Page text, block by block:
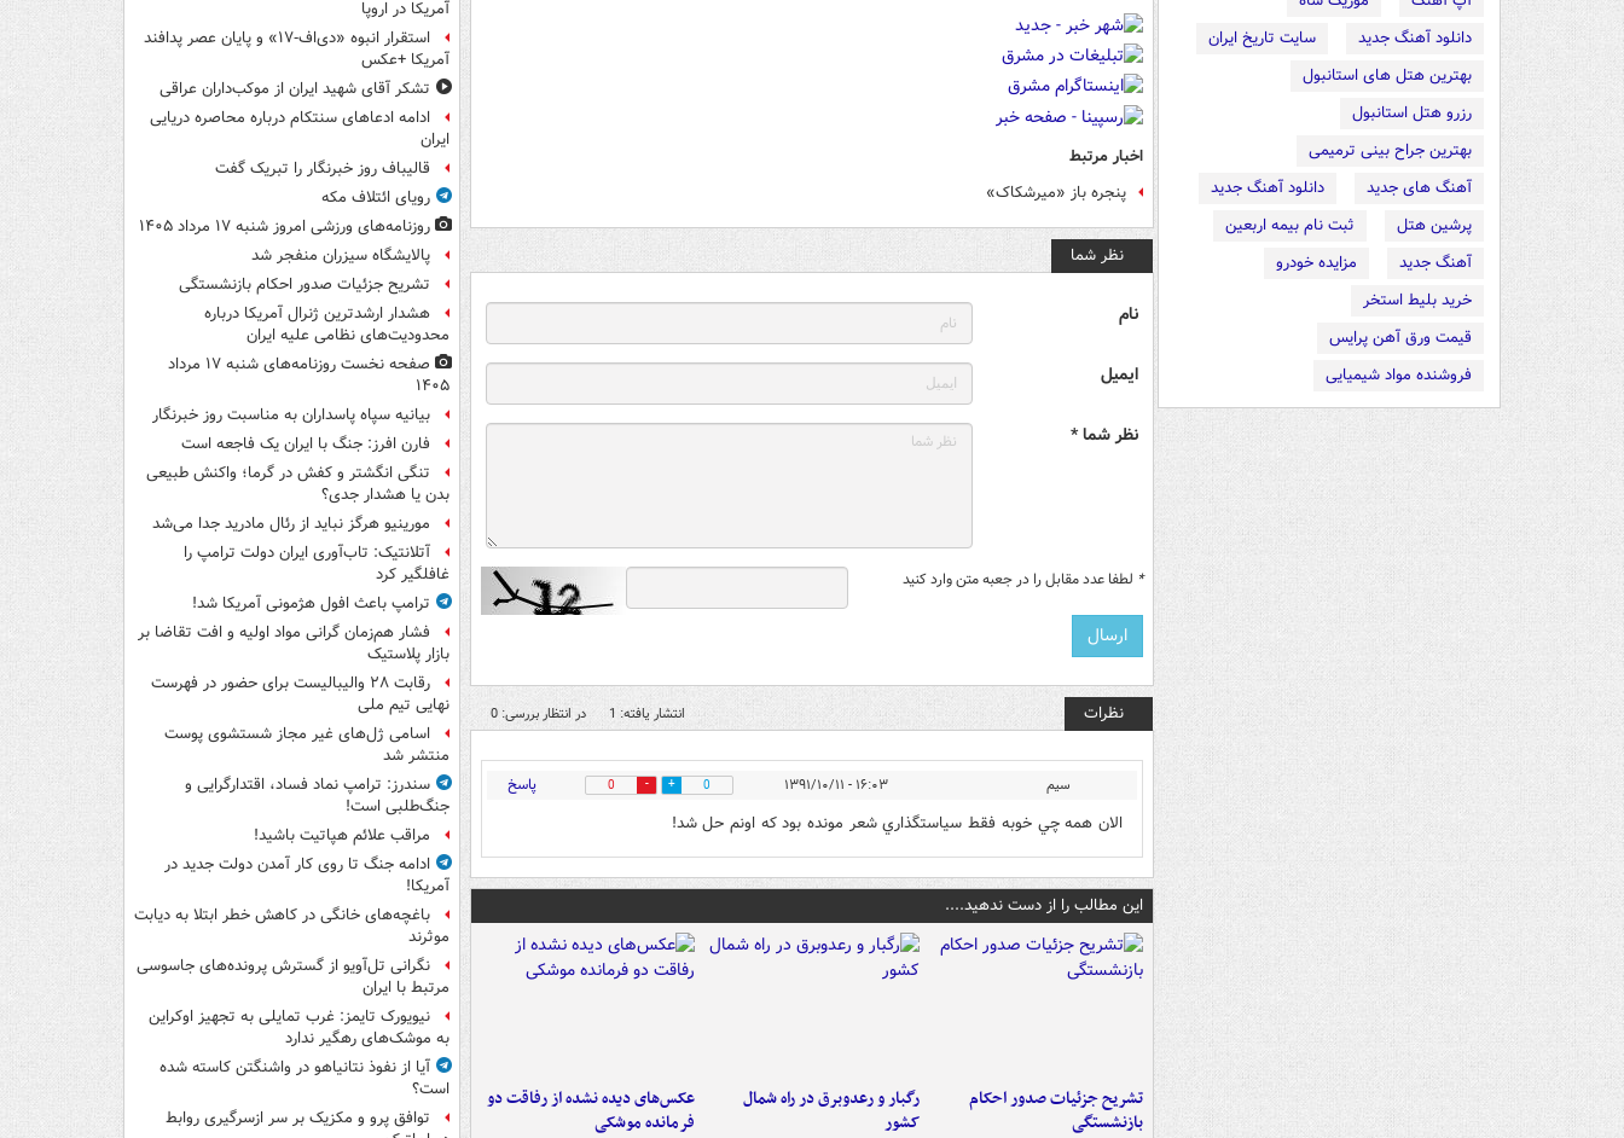
دانلود آهنگ جدید
سایت تاریخ ایران
بهترین هتل های استانبول
رزرو هتل استانبول
بهترین جراح بینی ترمیمی
آهنگ های جدید
دانلود آهنگ جدید
پرشین هتل
ثبت نام بیمه اربعین
آهنگ جدید
مزایده خودرو
خرید بلیط استخر
قیمت ورق آهن پرایس
فروشنده مواد شیمیایی
اخبار مرتبط
پنجره‌ باز «میرشکاک»
نظر شما
نام
ایمیل
نظر شما *
* لطفا عدد مقابل را در جعبه متن وارد کنید
نظرات انتشار یافته: 1 در انتظار بررسی: 0
سيم ۱۶:۰۳ - ۱۳۹۱/۱۰/۱۱ 0
0 پاسخ
الان همه چي خوبه فقط سياستگذاري شعر مونده بود كه اونم حل شد!
این مطالب را از دست ندهید....
تشریح جزئیات صدور احکام
بازنشستگی
رگبار و رعدوبرق در راه شمال
کشور
عکس‌های دیده نشده از رفاقت دو
فرمانده‌ موشکی
آمریکا در اروپا
استقرار انبوه «دی‌اف‑۱۷» و پایان عصر پدافند
آمریکا +عکس
تشکر آقای شهید ایران از موکب‌داران عراقی
ادامه ادعاهای سنتکام درباره محاصره دریایی
ایران
قالیباف روز خبرنگار را تبریک گفت
رویای ائتلاف مکه
روزنامه‌های ورزشی امروز ‌شنبه ۱۷ مرداد ۱۴۰۵
پالایشگاه سیزران منفجر شد
تشریح جزئیات صدور احکام بازنشستگی
هشدار ارشدترین ژنرال آمریکا درباره
محدودیت‌های نظامی علیه ایران
صفحه نخست روزنامه‌های شنبه ۱۷ مرداد
۱۴۰۵
بیانیه سپاه پاسداران به مناسبت روز خبرنگار
فارن افرز: جنگ با ایران یک فاجعه است
تنگی انگشتر و کفش در گرما؛ واکنش طبیعی
بدن یا هشدار جدی؟
مورینیو هرگز نباید از رئال مادرید جدا می‌شد
آتلانتیک: تاب‌آوری ایران دولت ترامپ را
غافلگیر کرد
ترامپ باعث افول هژمونی آمریکا شد!
فشار هم‌زمان گرانی مواد اولیه و افت تقاضا بر
بازار پلاستیک
رقابت ۲۸ والیبالیست برای حضور در فهرست
نهایی تیم ملی
اسامی ژل‌های غیر مجاز شستشوی پوست
منتشر شد
سندرز: ترامپ نماد فساد، اقتدارگرایی و
جنگ‌طلبی است!
مراقب علائم هپاتیت باشید!
ادامه جنگ تا روی کار آمدن دولت جدید در
آمریکا!
باغچه‌های خانگی در کاهش خطر ابتلا به دیابت
موثرند
نگرانی تل‌آویو از گسترش پرونده‌های جاسوسی
مرتبط با ایران
نیویورک تایمز: غرب تمایلی به تجهیز اوکراین
به موشک‌های رهگیر ندارد
آیا از نفوذ نتانیاهو در واشنگتن کاسته شده
است؟
توافق پرو و مکزیک بر سر ازسرگیری روابط